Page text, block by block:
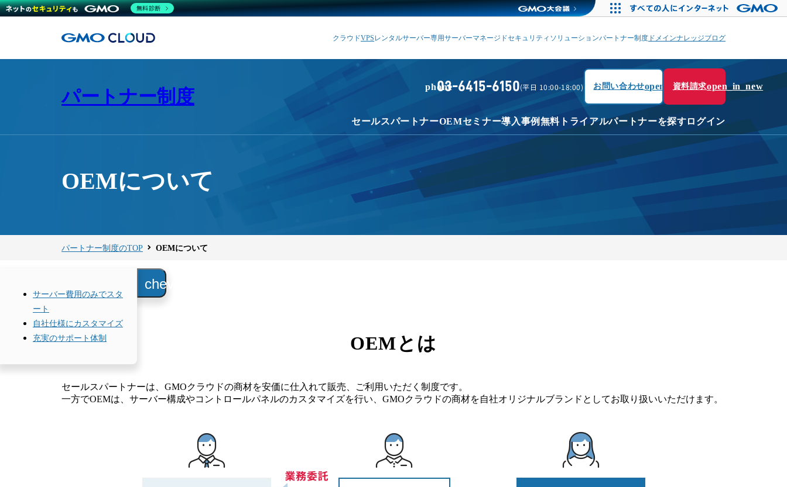
クラウドVPSレンタルサーバー専用サーバーマネージドセキュリティソリューションパートナー制度 ドメインナレッジブログ
パートナー制度 phone
03-6415-6150(平日 10:00-18:00) お問い合わせopen_in_new
資料請求open_in_new
セールスパートナーOEMセミナー導入事例 無料トライアルパートナーを探すログイン
OEMについて
パートナー制度のTOP OEMについて
サーバー費用のみでスタ
ート
自社仕様にカスタマイズ
充実のサポート体制
chevron_forward
OEMとは
セールスパートナーは、GMOクラウドの商材を安価に仕入れて販売、ご利用いただく制度です。
一方でOEMは、サーバー構成やコントロールパネルのカスタマイズを行い、GMOクラウドの商材を自社オリジナルブランドとしてお取り扱いいただけます。
無料診断